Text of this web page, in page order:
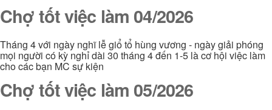
Chợ tốt việc làm 04/2026
Tháng 4 với ngày nghĩ lễ giổ tổ hùng vương - ngày giải phóng
mọi người có kỳ nghỉ dài 30 tháng 4 đến 1-5 là cơ hội việc làm
cho các bạn MC sự kiện
Chợ tốt việc làm 05/2026